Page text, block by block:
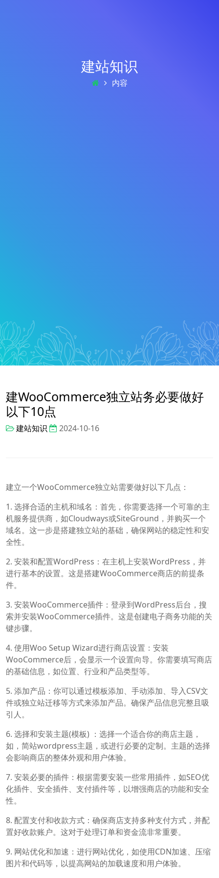
建站知识
内容
建WooCommerce独立站务必要做好
以下10点
建站知识 2024-10-16
建立一个WooCommerce独立站需要做好以下几点：
1. 选择合适的主机和域名：首先，你需要选择一个可靠的主
机服务提供商，如Cloudways或SiteGround，并购买一个
域名。这一步是搭建独立站的基础，确保网站的稳定性和安
全性。
2. 安装和配置WordPress：在主机上安装WordPress，并
进行基本的设置。这是搭建WooCommerce商店的前提条
件。
3. 安装WooCommerce插件：登录到WordPress后台，搜
索并安装WooCommerce插件。这是创建电子商务功能的关
键步骤。
4. 使用Woo Setup Wizard进行商店设置：安装
WooCommerce后，会显示一个设置向导。你需要填写商店
的基础信息，如位置、行业和产品类型等。
5. 添加产品：你可以通过模板添加、手动添加、导入CSV文
件或独立站迁移等方式来添加产品。确保产品信息完整且吸
引人。
6. 选择和安装主题(模板) ：选择一个适合你的商店主题，
如，简站wordpress主题，或进行必要的定制。主题的选择
会影响商店的整体外观和用户体验。
7. 安装必要的插件：根据需要安装一些常用插件，如SEO优
化插件、安全插件、支付插件等，以增强商店的功能和安全
性。
8. 配置支付和收款方式：确保商店支持多种支付方式，并配
置好收款账户。这对于处理订单和资金流非常重要。
9. 网站优化和加速：进行网站优化，如使用CDN加速、压缩
图片和代码等，以提高网站的加载速度和用户体验。